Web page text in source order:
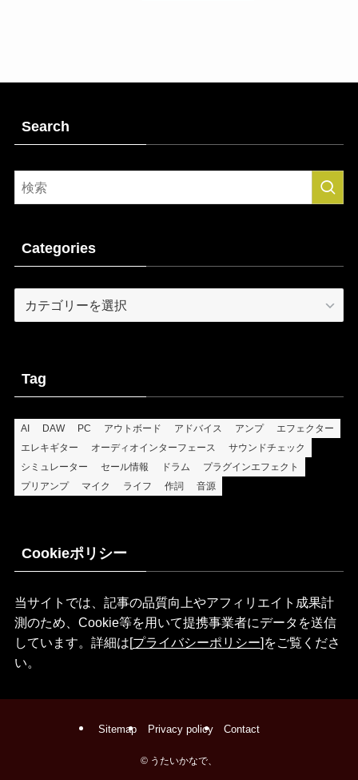
Search
Categories
Categories
Tag
AI DAW PC アウトボード アドバイス アンプ
エフェクター
エレキギター
オーディオインターフェース
サウンドチェック
シミュレーター
セール情報 ドラム
プラグインエフェクト
プリアンプ
マイク ライフ 作詞 音源
Cookieポリシー
当サイトでは、記事の品質向上やアフィリエイト成果計
測のため、Cookie等を用いて提携事業者にデータを送信
しています。詳細は[プライバシーポリシー]をご覧くださ
い。
Sitemap Privacy policy Contact
© うたいかなで、